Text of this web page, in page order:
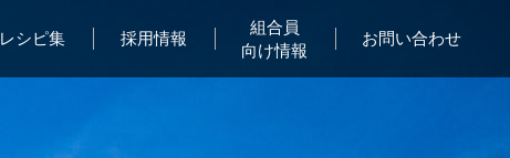
レシピ集 採用情報
組合員
向け情報
お問い合わせ